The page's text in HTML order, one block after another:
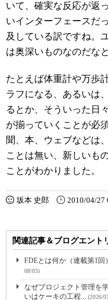
いて、確実な反応が返
いインターフェースだ
及している訳ですね。
は奥深いものなのだな
たとえば体重計や万歩
ラフになる、あるいは
るとか、そういった日
が揃っていくことが必
聞、本、ウェブなどは
ことは無い、新しいも
ことがわかりました。
坂本 史郎 2010/04/27
関連記事＆ブログエント
FDEとは何か（連載第1
08/03)
なぜプロジェクト管理を
いはケーキの工程... (2026/